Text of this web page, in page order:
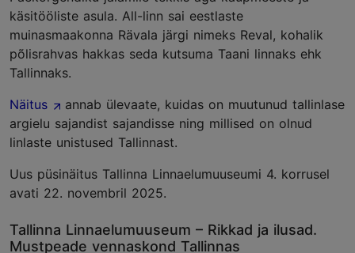
käsitööliste asula. All-linn sai eestlaste
muinasmaakonna Rävala järgi nimeks Reval, kohalik
põlisrahvas hakkas seda kutsuma Taani linnaks ehk
Tallinnaks.
Näitus
annab ülevaate, kuidas on muutunud tallinlase
argielu sajandist sajandisse ning millised on olnud
linlaste unistused Tallinnast.
Uus püsinäitus Tallinna Linnaelumuuseumi 4. korrusel
avati 22. novembril 2025.
Tallinna Linnaelumuuseum – Rikkad ja ilusad.
Mustpeade vennaskond Tallinnas